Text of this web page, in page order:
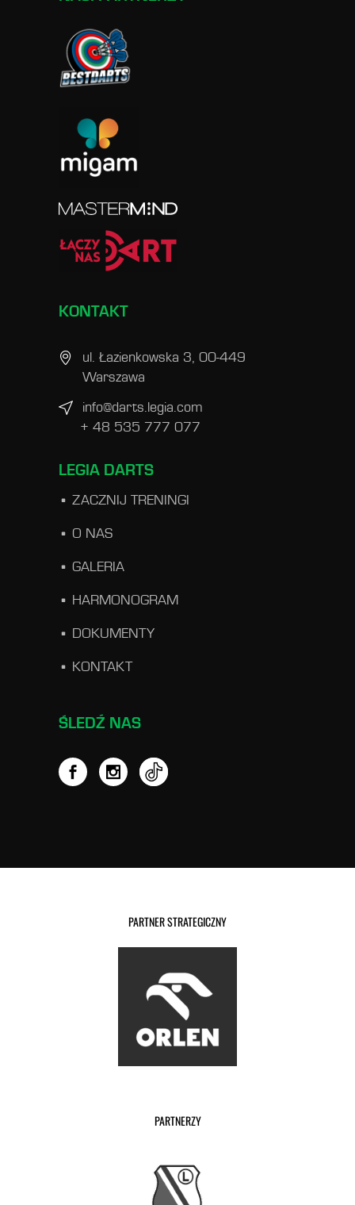
KONTAKT
ul. Łazienkowska 3, 00-449
Warszawa
info@darts.legia.com
+ 48 535 777 077
LEGIA DARTS
ZACZNIJ TRENINGI
O NAS
GALERIA
HARMONOGRAM
DOKUMENTY
KONTAKT
ŚLEDŹ NAS
PARTNER STRATEGICZNY
PARTNERZY